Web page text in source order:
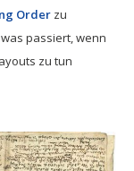
Order zu
passiert, wenn
zu tun